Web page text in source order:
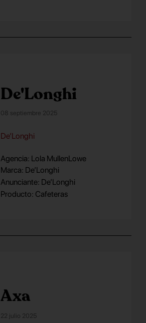
De'Longhi
08 septiembre 2025
De’Longhi
Agencia: Lola MullenLowe
Marca: De’Longhi
Anunciante: De’Longhi
Producto: Cafeteras
Axa
22 julio 2025